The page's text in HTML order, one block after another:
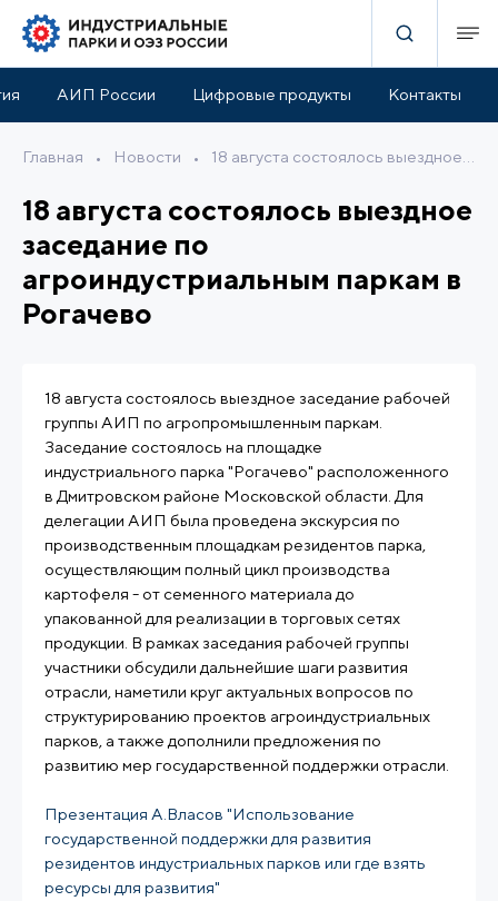
АИП России Цифровые продукты Контакты
Главная • Новости •
18 августа состоялось выездное
заседание по
агроиндустриальным паркам в
Рогачево
18 августа состоялось выездное заседание рабочей
группы АИП по агропромышленным паркам.
Заседание состоялось на площадке
индустриального парка "Рогачево" расположенного
в Дмитровском районе Московской области. Для
делегации АИП была проведена экскурсия по
производственным площадкам резидентов парка,
осуществляющим полный цикл производства
картофеля - от семенного материала до
упакованной для реализации в торговых сетях
продукции. В рамках заседания рабочей группы
участники обсудили дальнейшие шаги развития
отрасли, наметили круг актуальных вопросов по
структурированию проектов агроиндустриальных
парков, а также дополнили предложения по
развитию мер государственной поддержки отрасли.
Презентация А.Власов "Использование
государственной поддержки для развития
резидентов индустриальных парков или где взять
ресурсы для развития"